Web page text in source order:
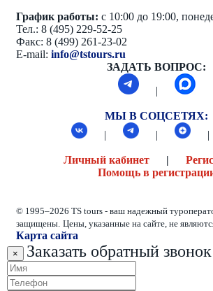
График работы: с 10:00 до 19:00,
Тел.: 8 (495) 229-52-25
Факс: 8 (499) 261-23-02
E-mail: info@tstours.ru
ЗАДАТЬ ВОПРОС:
|
МЫ В СОЦСЕТЯХ:
|
|
Личный кабинет|
Помощь в
© 1995–2026 TS tours - ваш надежный
защищены. Цены, указанные на сайте, не
Карта сайта
× Заказать обратный звонок